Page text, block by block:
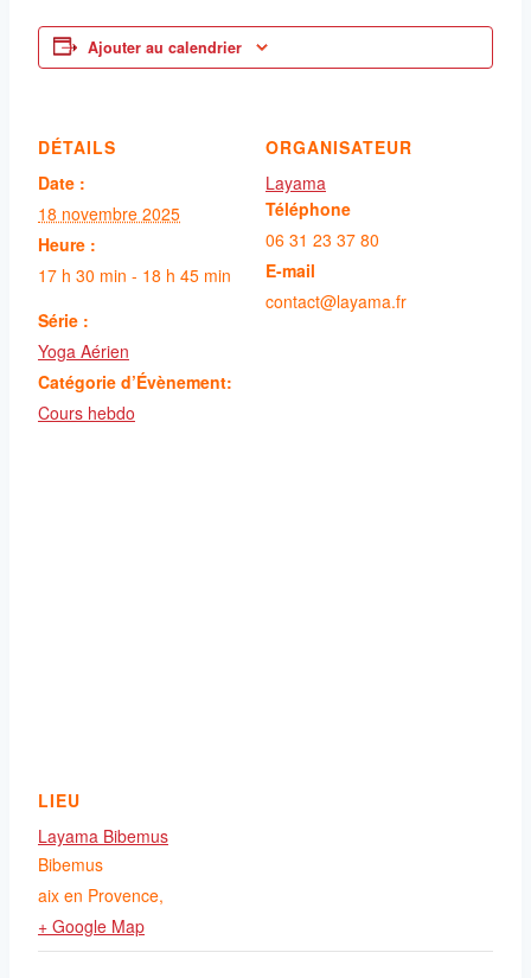
Ajouter au calendrier
DÉTAILS
Date :
18 novembre 2025
Heure :
17 h 30 min - 18 h 45 min
Série :
Yoga Aérien
Catégorie d’Évènement:
Cours hebdo
ORGANISATEUR
Layama
Téléphone
06 31 23 37 80
E-mail
contact@layama.fr
LIEU
Layama Bibemus
Bibemus
aix en Provence,
+ Google Map